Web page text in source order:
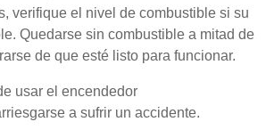
verifique el nivel de combustible si su
Quedarse sin combustible a mitad de
de que esté listo para funcionar.
usar el encendedor
a sufrir un accidente.